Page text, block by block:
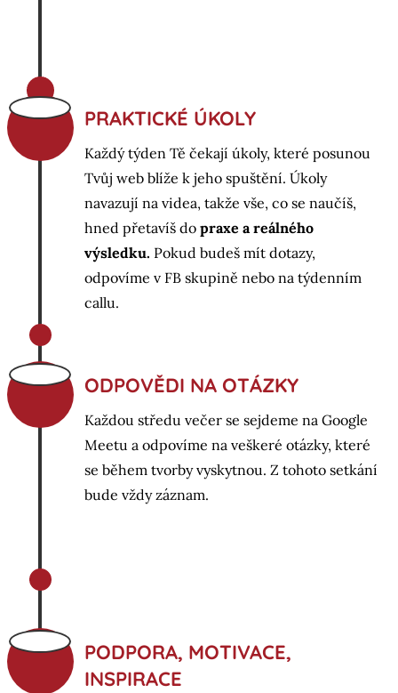
PRAKTICKÉ ÚKOLY
Každý týden Tě čekají úkoly, které posunou
Tvůj web blíže k jeho spuštění. Úkoly
navazují na videa, takže vše, co se naučíš,
hned přetavíš do praxe a reálného
výsledku. Pokud budeš mít dotazy,
odpovíme v FB skupině nebo na týdenním
callu.
ODPOVĚDI NA OTÁZKY
Každou středu večer se sejdeme na Google
Meetu a odpovíme na veškeré otázky, které
se během tvorby vyskytnou. Z tohoto setkání
bude vždy záznam.
PODPORA, MOTIVACE,
INSPIRACE